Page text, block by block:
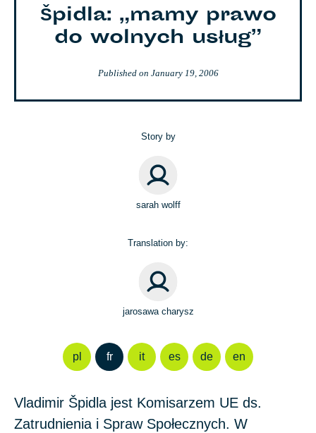
Špidla: „mamy prawo
do wolnych usług”
Published on January 19, 2006
Story by
sarah wolff
Translation by:
jarosawa charysz
pl fr it es de en
Vladimir Špidla jest Komisarzem UE ds.
Zatrudnienia i Spraw Społecznych. W